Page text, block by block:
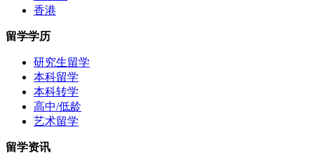
香港
留学学历
研究生留学
本科留学
本科转学
高中/低龄
艺术留学
留学资讯